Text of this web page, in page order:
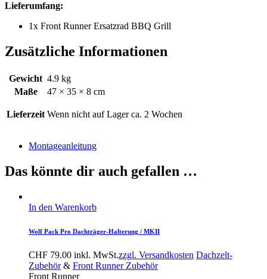
Lieferumfang:
1x Front Runner Ersatzrad BBQ Grill
Zusätzliche Informationen
Gewicht 4.9 kg
Maße
47 × 35 × 8 cm
Lieferzeit Wenn nicht auf Lager ca. 2 Wochen
Montageanleitung
Das könnte dir auch gefallen …
In den Warenkorb
Wolf Pack Pro Dachträger-Halterung / MKII
CHF 79.00 inkl. MwSt.zzgl. Versandkosten Dachzelt-
Zubehör& Front Runner Zubehör
Front Runner